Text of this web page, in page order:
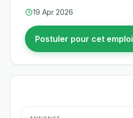
19 Apr 2026
Postuler pour cet emploi